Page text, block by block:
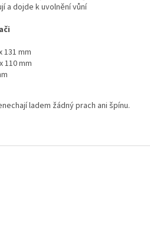
a dojde k uvolnění vůní
131 mm
110 mm
ladem žádný prach ani špínu.